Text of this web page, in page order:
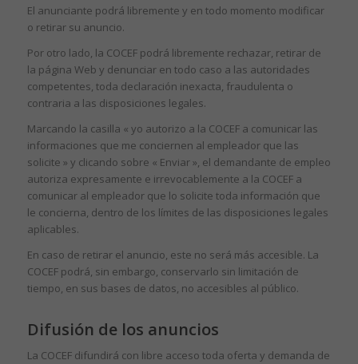
El anunciante podrá libremente y en todo momento modificar
o retirar su anuncio.
Por otro lado, la COCEF podrá libremente rechazar, retirar de
la página Web y denunciar en todo caso a las autoridades
competentes, toda declaración inexacta, fraudulenta o
contraria a las disposiciones legales.
Marcando la casilla « yo autorizo a la COCEF a comunicar las
informaciones que me conciernen al empleador que las
solicite » y clicando sobre « Enviar », el demandante de empleo
autoriza expresamente e irrevocablemente a la COCEF a
comunicar al empleador que lo solicite toda información que
le concierna, dentro de los límites de las disposiciones legales
aplicables.
En caso de retirar el anuncio, este no será más accesible. La
COCEF podrá, sin embargo, conservarlo sin limitación de
tiempo, en sus bases de datos, no accesibles al público.
Difusión de los anuncios
La COCEF difundirá con libre acceso toda oferta y demanda de